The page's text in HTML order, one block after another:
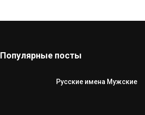
Популярные посты
Русские имена Мужские